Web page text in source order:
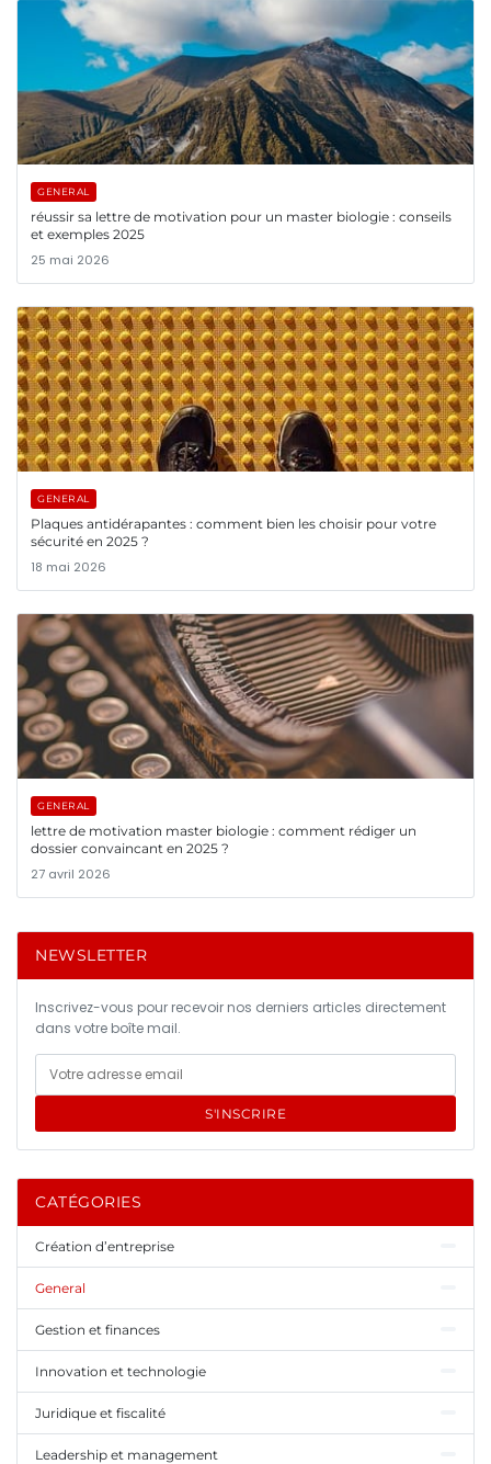
GENERAL
réussir sa lettre de motivation pour un master biologie : conseils
et exemples 2025
25 mai 2026
GENERAL
Plaques antidérapantes : comment bien les choisir pour votre
sécurité en 2025 ?
18 mai 2026
GENERAL
lettre de motivation master biologie : comment rédiger un
dossier convaincant en 2025 ?
27 avril 2026
NEWSLETTER
Inscrivez-vous pour recevoir nos derniers articles directement
dans votre boîte mail.
S'INSCRIRE
CATÉGORIES
Création d’entreprise
General
Gestion et finances
Innovation et technologie
Juridique et fiscalité
Leadership et management